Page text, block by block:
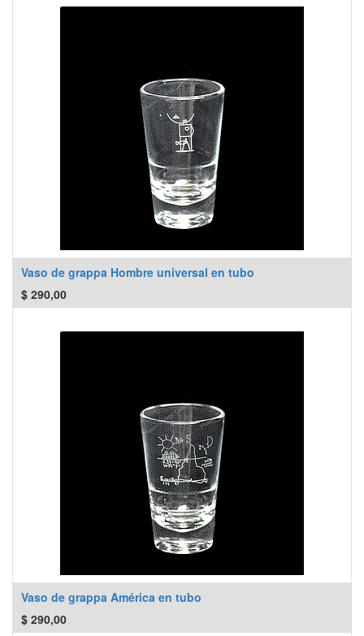
Vaso de grappa Hombre universal en tubo
$ 290,00
Vaso de grappa América en tubo
$ 290,00